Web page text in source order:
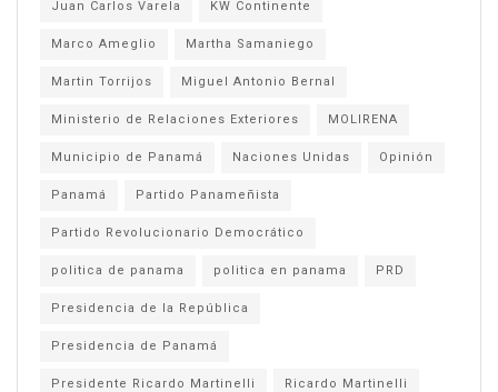
Juan Carlos Varela KW Continente
Marco Ameglio Martha Samaniego
Martin Torrijos Miguel Antonio Bernal
Ministerio de Relaciones Exteriores MOLIRENA
Municipio de Panamá Naciones Unidas Opinión
Panamá Partido Panameñista
Partido Revolucionario Democrático
politica de panama politica en panama PRD
Presidencia de la República
Presidencia de Panamá
Presidente Ricardo Martinelli Ricardo Martinelli